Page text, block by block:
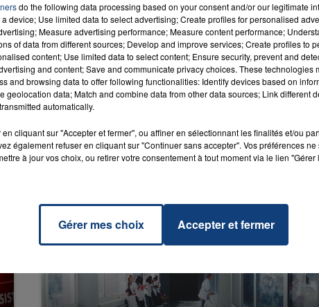
RADIO CONTACT
do the following data processing based on your consent and/or our legitimate
device; Use limited data to select advertising; Create profiles for personalised
Measure advertising performance; Measure content performance;
of data from different sources; Develop and improve services; Create profiles to
content; Use limited data to select content; Ensure security, prevent and
and content; Save and communicate privacy choices. These technologies
and browsing data to offer following functionalities: Identify devices based on
geolocation data; Match and combine data from other data sources; Link different
automatically.
cliquant sur "Accepter et fermer", ou affiner en sélectionnant les finalités et/ou
également refuser en cliquant sur "Continuer sans accepter". Vos préférences
à jour vos choix, ou retirer votre consentement à tout moment via le lien
Gérer mes choix Accepter et fermer